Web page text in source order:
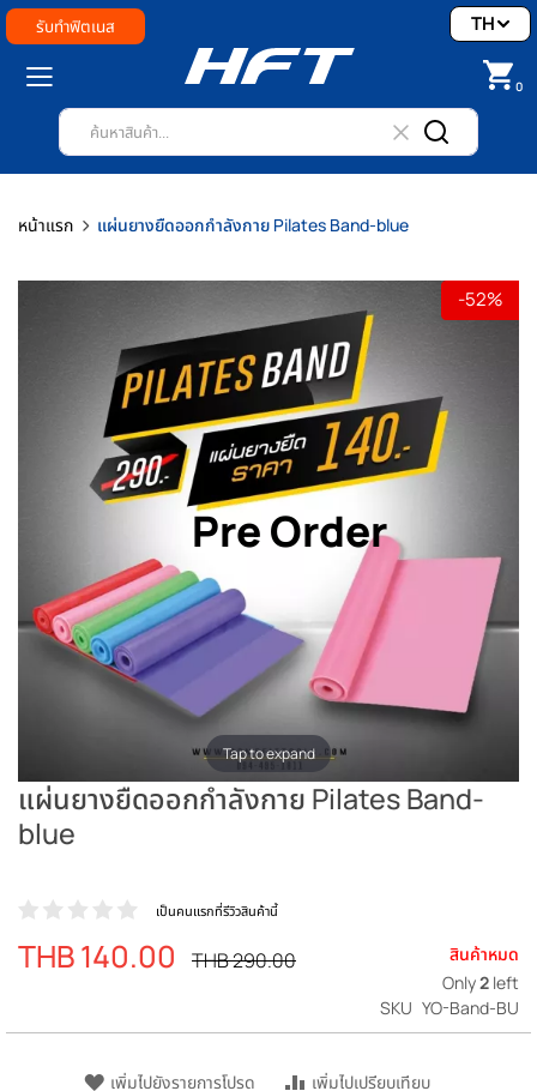
รับทำฟิตเนส
0
TH
หน้าแรก แผ่นยางยืดออกกำลังกาย Pilates Band-blue
Tap to expand
-52%
Pre Order
แผ่นยางยืดออกกำลังกาย Pilates Band-
blue
เป็นคนแรกที่รีวิวสินค้านี้
ราคา
THB 140.00
ราคา
THB 290.00
สินค้าหมด
Only2 left
SKU YO-Band-BU
เพิ่มไปยังรายการโปรด เพิ่มไปเปรียบเทียบ